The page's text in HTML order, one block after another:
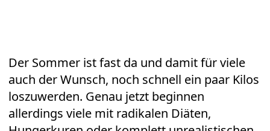
Der Sommer ist fast da und damit für viele
auch der Wunsch, noch schnell ein paar Kilos
loszuwerden. Genau jetzt beginnen
allerdings viele mit radikalen Diäten,